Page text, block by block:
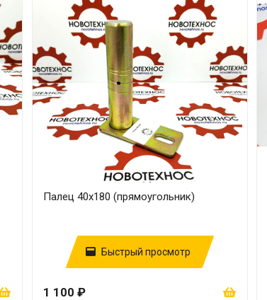
Палец 40х180 (прямоугольник)
Быстрый просмотр
1 100 ₽